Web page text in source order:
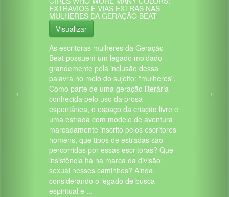
EXTRAVIOS E VIAS EXTRAS NAS
MULHERES DA GERAÇÃO BEAT
Visualizar
As escritoras mulheres da Geração
Beat possuem um legado moldado
grandemente pela inclusão dessa
palavra no meio do sujeito: “mulheres”.
Como parte de uma geração literária
conhecida pelo uso da prosa
espontânea, o espaço da criação livre e
uma estrada com modelo de aventura
marcadamente inscrito pelos escritores
homens, que tipos de estradas são
percorridas por essas escritoras? Que
insistência há na marca da divisão
sexual nesses caminhos? Ainda,
considerando o legado de busca
espiritual e ...